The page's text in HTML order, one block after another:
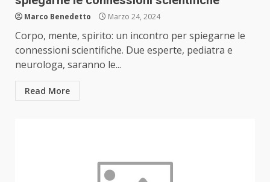
Marco Benedetto Marzo 24, 2024
Corpo, mente, spirito: un incontro per spiegarne le
connessioni scientifiche. Due esperte, pediatra e
neurologa, saranno le...
Read More